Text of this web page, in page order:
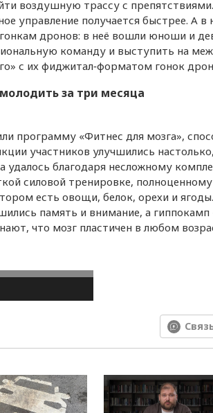
воздушную трассу с
управление получается быстрее. А в
дронов: в неё вошли юноши и
команду и выступить на
с их фиджитал‑форматом гонок
за три месяца
программу «Фитнес для мозга»,
участников улучшились
удалось благодаря несложному
силовой тренировке,
есть овощи, белок, орехи и
память и внимание, а
что мозг пластичен в любом